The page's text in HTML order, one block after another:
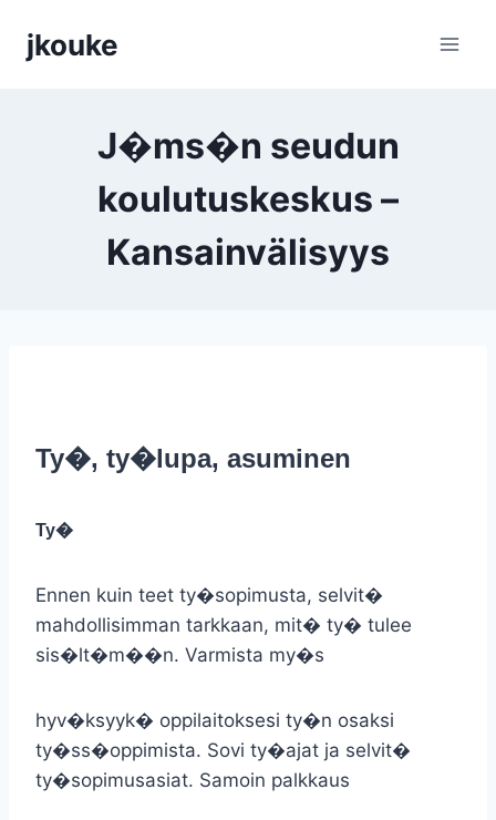
sisältöön
jkouke
J�ms�n seudun
koulutuskeskus –
Kansainvälisyys
Ty�, ty�lupa, asuminen
Ty�
Ennen kuin teet ty�sopimusta, selvit�
mahdollisimman tarkkaan, mit� ty� tulee
sis�lt�m��n. Varmista my�s
hyv�ksyyk� oppilaitoksesi ty�n osaksi
ty�ss�oppimista. Sovi ty�ajat ja selvit�
ty�sopimusasiat. Samoin palkkaus